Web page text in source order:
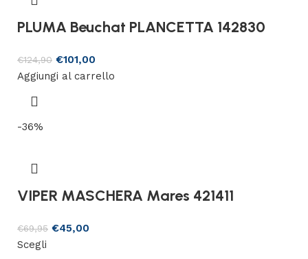
PLUMA Beuchat PLANCETTA 142830
€124,90 €101,00
Aggiungi al carrello
-36%
VIPER MASCHERA Mares 421411
€69,95 €45,00
Scegli